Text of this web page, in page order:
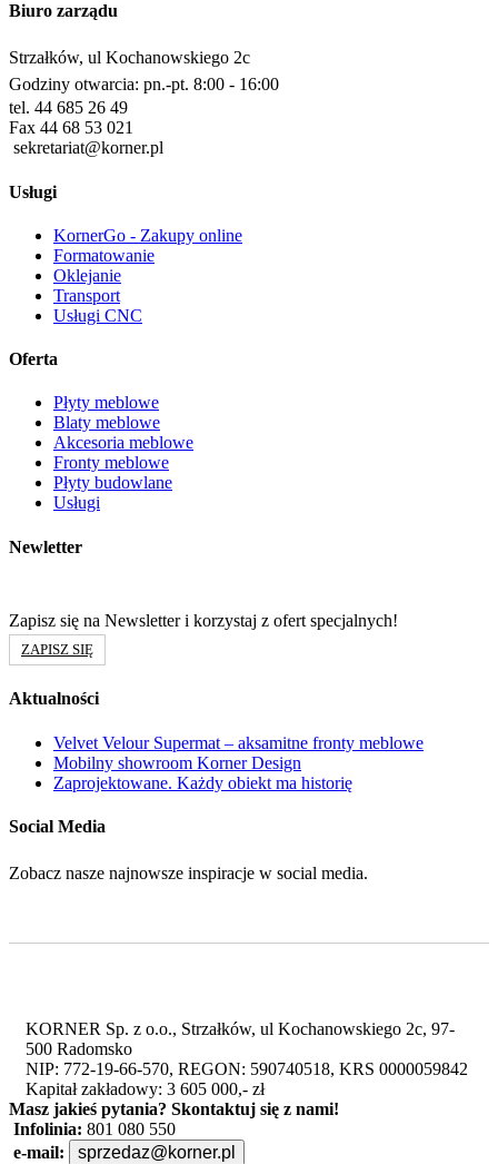
Biuro zarządu
Strzałków, ul Kochanowskiego 2c
Godziny otwarcia: pn.-pt. 8:00 - 16:00
tel. 44 685 26 49
Fax 44 68 53 021
sekretariat@korner.pl
Usługi
KornerGo - Zakupy online
Formatowanie
Oklejanie
Transport
Usługi CNC
Oferta
Płyty meblowe
Blaty meblowe
Akcesoria meblowe
Fronty meblowe
Płyty budowlane
Usługi
Newletter
Zapisz się na Newsletter i korzystaj z ofert specjalnych!
ZAPISZ SIĘ
Aktualności
Velvet Velour Supermat – aksamitne fronty meblowe
Mobilny showroom Korner Design
Zaprojektowane. Każdy obiekt ma historię
Social Media
Zobacz nasze najnowsze inspiracje w social media.
KORNER Sp. z o.o., Strzałków, ul Kochanowskiego 2c, 97-
500 Radomsko
NIP: 772-19-66-570, REGON: 590740518, KRS 0000059842
Kapitał zakładowy: 3 605 000,- zł
Masz jakieś pytania? Skontaktuj się z nami!
Infolinia: 801 080 550
e-mail:
sprzedaz@korner.pl